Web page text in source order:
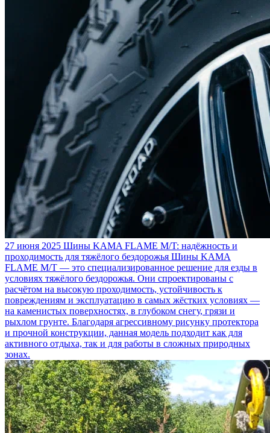
27 июня 2025 Шины KAMA FLAME M/T: надёжность и
проходимость для тяжёлого бездорожья Шины KAMA
FLAME M/T — это специализированное решение для езды в
условиях тяжёлого бездорожья. Они спроектированы с
расчётом на высокую проходимость, устойчивость к
повреждениям и эксплуатацию в самых жёстких условиях —
на каменистых поверхностях, в глубоком снегу, грязи и
рыхлом грунте. Благодаря агрессивному рисунку протектора
и прочной конструкции, данная модель подходит как для
активного отдыха, так и для работы в сложных природных
зонах.